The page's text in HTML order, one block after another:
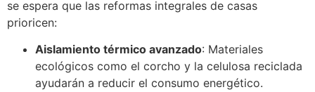
se espera que las reformas integrales de casas
prioricen:
Aislamiento térmico avanzado: Materiales
ecológicos como el corcho y la celulosa reciclada
ayudarán a reducir el consumo energético.